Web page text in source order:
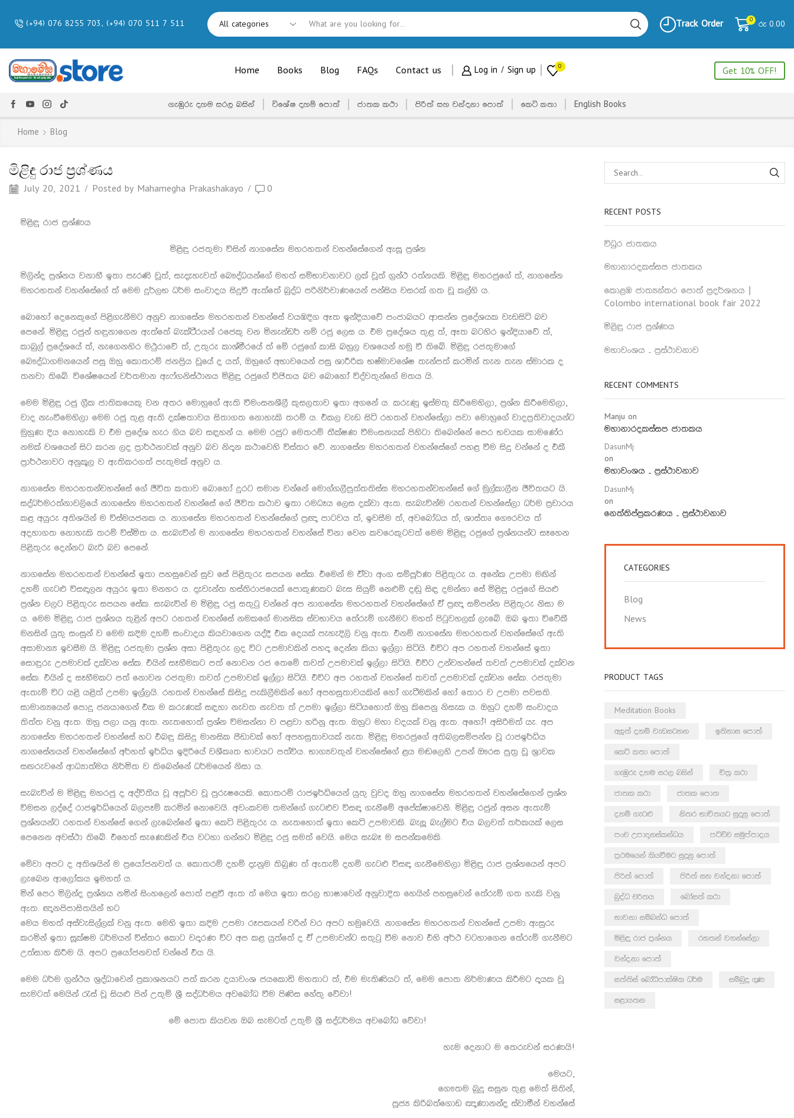
(+94) 076 8255 703, (+94) 070 511 7 511 Track Order 0 රු 0.00
Home Books Blog FAQs Contact us Log in / Sign up 0
Get 10% OFF!
ගැඹුරු දහම සරල බසින් විශේෂ දහම් පොත් ජාතක කථා පිරිත් සහ වන්දනා පොත් කෙටි කතා English Books
Home Blog
මිළිඳු රාජ ප්‍රශ්ණය
July 20, 2021 / Posted by Mahamegha Prakashakayo / 0
මිළිඳු රාජ ප්‍රශ්ණය
මිළිඳු රජතුමා විසින් නාගසේන මහරහතන් වහන්සේගෙන් ඇසූ ප්‍රශ්න
මිලින්ද ප්‍රශ්නය වනාහී ඉතා පැරණි වූත්, සැදැහැවත් බෞද්ධයන්ගේ මහත් සම්භාවනාවට ලක් වූත් ග්‍රන්ථ රත්නයකි. මිළිඳු මහරජුගේ ත්, නාගසේන
මහරහතන් වහන්සේගේ ත් මෙම දුර්ලභ ධර්ම සංවාදය සිදුවී ඇත්තේ බුද්ධ පරිනිර්වාණයෙන් පන්සිය වසරක් ගත වූ කල්හි ය.
බොහෝ දෙනෙකුගේ පිළිගැනීමට අනුව නාගසේන මහරහතන් වහන්සේ වයඹදිග ඈත ඉන්දියාවේ පංජාබයට ආසන්න ප්‍රදේශයක වැඩසිටි බව
පෙනේ. මිළිඳු රජුන් හඳුනාගෙන ඇත්තේ බැක්ටි්‍රයන් රජෙකු වන මිනැන්ඩර් නම් රජු ලෙස ය. එම ප්‍රදේශය තුළ ත්, ඈත බටහිර ඉන්දියාවේ ත්,
කාබුල් ප්‍රදේශයේ ත්, නැගෙනහිර මථුරාවේ ත්, උතුරු කාශ්මීරයේ ත් මේ රජුගේ කාසි බහුල වශයෙන් හමු වී තිබේ. මිළිඳු රජතුමාගේ
බෞද්ධාගමනයෙන් පසු ඔහු කොතරම් ජනප්‍රිය වූයේ ද යත්, ඔහුගේ අභාවයෙන් පසු ශාරීරික භෂ්මාවශේෂ තැන්පත් කරමින් තැන තැන ස්මාරක ද
තනවා තිබේ. විශේෂයෙන් වර්තමාන ඇෆ්ගනිස්ථානය මිළිඳු රජුගේ විජිතය බව බොහෝ විද්වතුන්ගේ මතය යි.
මෙම මිළිඳු රජු ග්‍රීක ජාතිකයෙකු වන අතර මොහුගේ ඇති වීමංසනශීලී කුසලතාව ඉතා අගනේ ය. කරුණු ඉස්මතු කිරීමෙහිලා, ප්‍රශ්න කිරීමෙහිලා,
වාද නැංවීමෙහිලා මෙම රජු තුළ ඇති දක්ෂතාවය සිතාගත නොහැකි තරම් ය. එකල වැඩ සිටි රහතන් වහන්සේලා පවා මොහුගේ වාදප්‍රතිවාදයන්ට
මුහුණ දිය නොහැකි ව එම ප්‍රදේශ හැර ගිය බව සඳහන් ය. මෙම රජුට මෙතරම් තීක්ෂණ වීමංසනයක් පිහිටා තිබෙන්නේ පෙර භවයක සාමණේර
නමක් වශයෙන් සිට කරන ලද ප්‍රාර්ථනාවක් අනුව බව නිදාන කථාවෙහි විස්තර වේ. නාගසේන මහරහතන් වහන්සේගේ පහළ වීම සිදු වන්නේ ද එකී
ප්‍රාර්ථනාවට අනුකූල ව ඇතිකරගත් පැතුමක් අනුව ය.
නාගසේන මහරහතන්වහන්සේ ගේ ජීවිත කතාව බොහෝ දුරට සමාන වන්නේ මොග්ගලීපුත්තතිස්ස මහරහතන්වහන්සේ ගේ මුල්කාලීන ජීවිතයට යි.
සද්ධර්මරත්නාවලියේ නාගසේන මහරහතන් වහන්සේ ගේ ජීවිත කථාව ඉතා රමධෑය ලෙස දක්වා ඇත. සැබැවින්ම රහතන් වහන්සේලා ධර්ම ප්‍රචාරය
කළ අයුරු අතිශයින් ම විස්මයජනක ය. නාගසේන මහරහතන් වහන්සේගේ ප්‍රඥා පාටවය ත්, ඉවසීම ත්, අවබෝධය ත්, ශාස්තෘ ගෞරවය ත්
අදහාගත නොහැකි තරම් විස්මිත ය. සැබැවින් ම නාගසේන මහරහතන් වහන්සේ විනා වෙන කවරෙකුටවත් මෙම මිළිඳු රජුගේ ප්‍රශ්නයන්ට සෑහෙන
පිළිතුරු දෙන්නට බැරි බව පෙනේ.
නාගසේන මහරහතන් වහන්සේ ඉතා පහසුවෙන් සුව සේ පිළිතුරු සපයන සේක. එමෙන් ම ඒවා අංග සම්පූර්ණ පිළිතුරු ය. අනේක උපමා මඟින්
දහම් ගැටළු විසඳාලන අයුරු ඉතා මනහර ය. දැවැන්ත හස්තිරාජයෙක් පොකුණකට බැස සියුම් නෙළුම් දඬු සිඳ දමන්නා සේ මිළිඳු රජුගේ සියළු
ප්‍රශ්න වලට පිළිතුරු සපයන සේක. සැබැවින් ම මිළිඳු රජු සතුටු වන්නේ අප නාගසේන මහරහතන් වහන්සේගේ ඒ ප්‍රඥා සම්පන්න පිළිතුරු නිසා ම
ය. මෙම මිළිඳු රාජ ප්‍රශ්නය තුළින් අපට රහතන් වහන්සේ නමකගේ මානසික ස්වභාවය තේරුම් ගැනීමට මහත් පිටුවහලක් ලැබේ. ඔබ ඉතා විවේකී
මනසින් යුතු සංසුන් ව මෙම කදිම දහම් සංවාදය කියවාගෙන යද්දී එක දෙයක් පැහැදිලි වනු ඇත. එනම් නාගසේන මහරහතන් වහන්සේගේ ඇති
අසාමාන්‍ය ඉවසීම යි. මිළිඳු රජතුමා ප්‍රශ්න අසා පිළිතුරු ලද විට උපමාවකින් පහදා දෙන්න කියා ඉල්ලා සිටියි. එවිට අප රහතන් වහන්සේ ඉතා
සොඳුරු උපමාවක් දක්වන සේක. එයින් සෑහීමකට පත් නොවන රජ තෙමේ තවත් උපමාවක් ඉල්ලා සිටියි. එවිට උන්වහන්සේ තවත් උපමාවක් දක්වන
සේක. එයින් ද සෑහීමකට පත් නොවන රජතුමා තවත් උපමාවක් ඉල්ලා සිටියි. එවිට අප රහතන් වහන්සේ තවත් උපමාවක් දක්වන සේක. රජතුමා
ඇතැම් විට යළි යළිත් උපමා ඉල්ලයි. රහතන් වහන්සේ කිසිදු පැකිලීමකින් හෝ අපහසුතාවයකින් හෝ ගැටීමකින් හෝ තොර ව උපමා පවසති.
සාමාන්‍යයෙන් පොදු ජනයාගෙන් එක ම කරුණක් සඳහා නැවත නැවත ත් උපමා ඉල්ලා සිටියහොත් ඔහු කිපෙනු නිසැක ය. ඔහුට දහම් සංවාදය
තිත්ත වනු ඇත. ඔහු පලා යනු ඇත. නැතහොත් ප්‍රශ්න විමසන්නා ව පළවා හරිනු ඇත. ඔහුට මහා වදයක් වනු ඇත. අහෝ! අසිරිමත් යැ. අප
නාගසේන මහරහතන් වහන්සේ හට එබඳු කිසිදු මානසික පීඩාවක් හෝ අපහසුතාවයක් නැත. මිළිඳු මහරජුගේ අතිබලසම්පන්න වූ රාජඉර්ධිය
නාගසේනයන් වහන්සේගේ අර්හත් ඉර්ධිය ඉදිරියේ වශීකෘත භාවයට පත්විය. භාග්‍යවතුන් වහන්සේගේ ළය මඬලෙහි උපන් ඖරස පුත්‍ර වූ ශ්‍රාවක
සඟරුවනේ ආධ්‍යාත්මය නිර්මිත ව තිබෙන්නේ ධර්මයෙන් නිසා ය.
සැබැවින් ම මිළිඳු මහරජු ද අද්විතීය වූ අපූර්ව වූ පුරුෂයෙකි. කොතරම් රාජඉර්ධියෙන් යුතු වුවද ඔහු නාගසේන මහරහතන් වහන්සේගෙන් ප්‍රශ්න
විමසන ලද්දේ රාජඉර්ධියෙන් බලපෑම් කරමින් නොවෙයි. අවංකවම තමන්ගේ ගැටළුව විසඳා ගැනීමේ අපේක්ෂාවෙනි. මිළිඳු රජුන් අසන ඇතැම්
ප්‍රශ්නයන්ට රහතන් වහන්සේ ගෙන් ලැබෙන්නේ ඉතා කෙටි පිළිතුරු ය. නැතහොත් ඉතා කෙටි උපමාවකි. බැලූ බැල්මට එය බලවත් තර්කයක් ලෙස
පෙනෙන අවස්ථා තිබේ. එහෙත් සැණෙකින් එය වටහා ගන්නට මිළිඳු රජු සමත් වෙයි. මෙය සැබෑ ම සපන්කමෙකි.
මේවා අපට ද අතිශයින් ම ප්‍රයෝජනවත් ය. කොතරම් දහම් දැනුම තිබුණ ත් ඇතැම් දහම් ගැටළු විසඳා ගැනීමෙහිලා මිළිඳු රාජ ප්‍රශ්නයෙන් අපට
ලැබෙන ආලෝකය ඉමහත් ය.
මින් පෙර මිලින්ද ප්‍රශ්නය නමින් සිංහලෙන් පොත් පළවී ඇත ත් මෙය ඉතා සරල භාෂාවෙන් අනුවාදිත හෙයින් පහසුවෙන් තේරුම් ගත හැකි වනු
ඇත. ඥානපිපාසිතයින් හට
මෙය මහත් අස්වැසිල්ලක් වනු ඇත. මෙහි ඉතා කදිම උපමා රූපකයන් වරින් වර අපට හමුවෙයි. නාගසේන මහරහතන් වහන්සේ උපමා ඇසුරු
කරමින් ඉතා සූක්ෂම ධර්මයන් විස්තර කොට වදාරණ විට අප කළ යුත්තේ ද ඒ උපමාවන්ට සතුටු වීම නොව එහි අර්ථ වටහාගෙන තේරුම් ගැනීමට
උත්සාහ කිරීම යි. අපට ප්‍රයෝජනවත් වන්නේ එය යි.
මෙම ධර්ම ග්‍රන්ථය ශ්‍රද්ධාවෙන් ප්‍රකාශනයට පත් කරන දයාවංශ ජයකොඩි මහතාට ත්, එම මැතිණියට ත්, මෙම පොත නිර්මාණය කිරීමට දායක වූ
සැමටත් මෙයින් රැස් වූ සියළු පින් උතුම් ශ්‍රී සද්ධර්මය අවබෝධ වීම පිණිස හේතු වේවා!
මේ පොත කියවන ඔබ සැමටත් උතුම් ශ්‍රී සද්ධර්මය අවබෝධ වේවා!
හැම දෙනාට ම තෙරුවන් සරණයි!
මෙයට,
ගෞතම බුදු සසුන තුළ මෙත් සිතින්,
පූජ්‍ය කිරිබත්ගොඩ ඤාණානන්ද ස්වාමීන් වහන්සේ
RECENT POSTS
විධුර ජාතකය
මහානාරදකස්සප ජාතකය
කොළඹ ජාත්‍යන්තර පොත් ප්‍රදර්ශනය |
Colombo international book fair 2022
මිළිඳු රාජ ප්‍රශ්ණය
මහාවංශය – ප්‍රස්ථාවනාව
RECENT COMMENTS
Manju on
මහානාරදකස්සප ජාතකය
DasunMj
on
මහාවංශය – ප්‍රස්ථාවනාව
DasunMj
on
නෙත්තිප්ප්‍රකරණය – ප්‍රස්ථාවනාව
CATEGORIES
Blog
News
PRODUCT TAGS
Meditation Books
අලුත් දහම් වැඩසටහන ඉතිහාස පොත්
කෙටි කතා පොත්
ගැඹුරු දහම සරල බසින් චිත්‍ර කථා
ජාතක කථා ජාතක පොත
දහම් ගැටළු නිතර භාවිතයට සුදුසු පොත්
පංච උපාදානස්කන්ධය පටිච්ච සමුප්පාදය
ප්‍රථමයෙන් කියවීමට සුදුසු පොත්
පිරිත් පොත් පිරිත් සහ වන්දනා පොත්
බුද්ධ චරිතය බෝසත් කථා
භාවනා සම්බන්ධ පොත්
මිළිඳු රාජ ප්‍රශ්නය රහතන් වහන්සේලා
වන්දනා පොත්
සත්තිස් බෝධිපාක්ෂික ධර්ම සම්බුදු ගුණ
සළායතන